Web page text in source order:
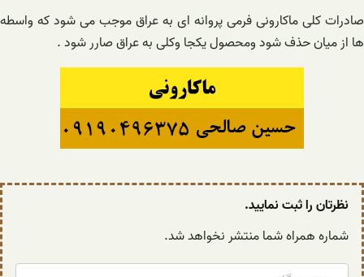
صادرات کلی ماکارونی فرمی پروانه ای به عراق موجب می شود که واسطه
ها از میان حذف شود ومحصول یکجا وکلی به عراق صارر شود .
نظرتان را ثبت نمایید.
شماره همراه شما منتشر نخواهد شد.